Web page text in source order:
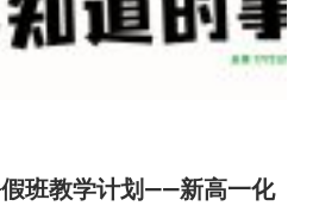
班教学计划——新高一化